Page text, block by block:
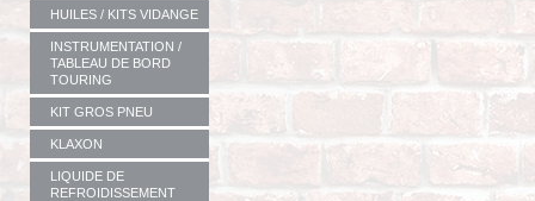
HUILES / KITS VIDANGE
INSTRUMENTATION /
TABLEAU DE BORD
TOURING
KIT GROS PNEU
KLAXON
LIQUIDE DE
REFROIDISSEMENT